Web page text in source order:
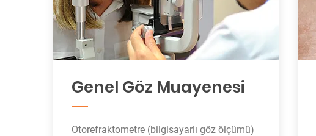
Genel Göz Muayenesi
Otorefraktometre (bilgisayarlı göz ölçümü)